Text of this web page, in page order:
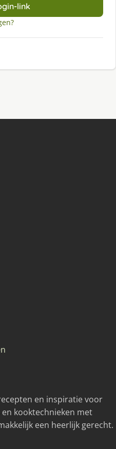
link
en inspiratie voor
kooktechnieken met
een heerlijk gerecht.